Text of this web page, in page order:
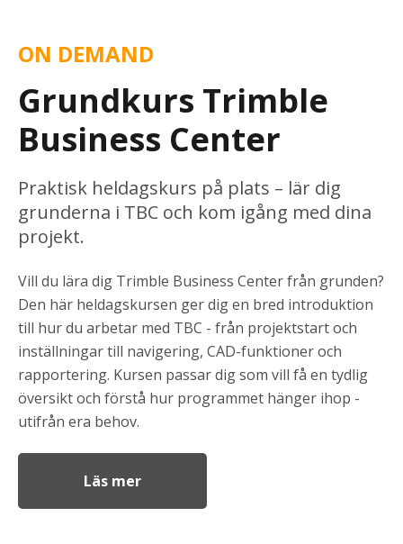
ON DEMAND
Grundkurs Trimble
Business Center
Praktisk heldagskurs på plats – lär dig
grunderna i TBC och kom igång med dina
projekt.
Vill du lära dig Trimble Business Center från grunden?
Den här heldagskursen ger dig en bred introduktion
till hur du arbetar med TBC - från projektstart och
inställningar till navigering, CAD-funktioner och
rapportering. Kursen passar dig som vill få en tydlig
översikt och förstå hur programmet hänger ihop -
utifrån era behov.
Läs mer